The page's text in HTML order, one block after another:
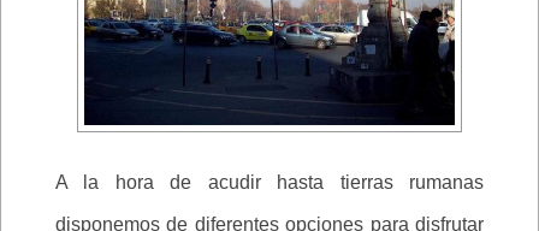
A la hora de acudir hasta tierras rumanas
disponemos de diferentes opciones para disfrutar